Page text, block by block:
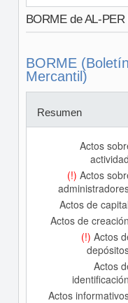
BORME de AL-
BORME
Mercantil)
Resumen
Actos
(!) Actos
Actos de
Actos de
(!) Actos
Actos
Actos